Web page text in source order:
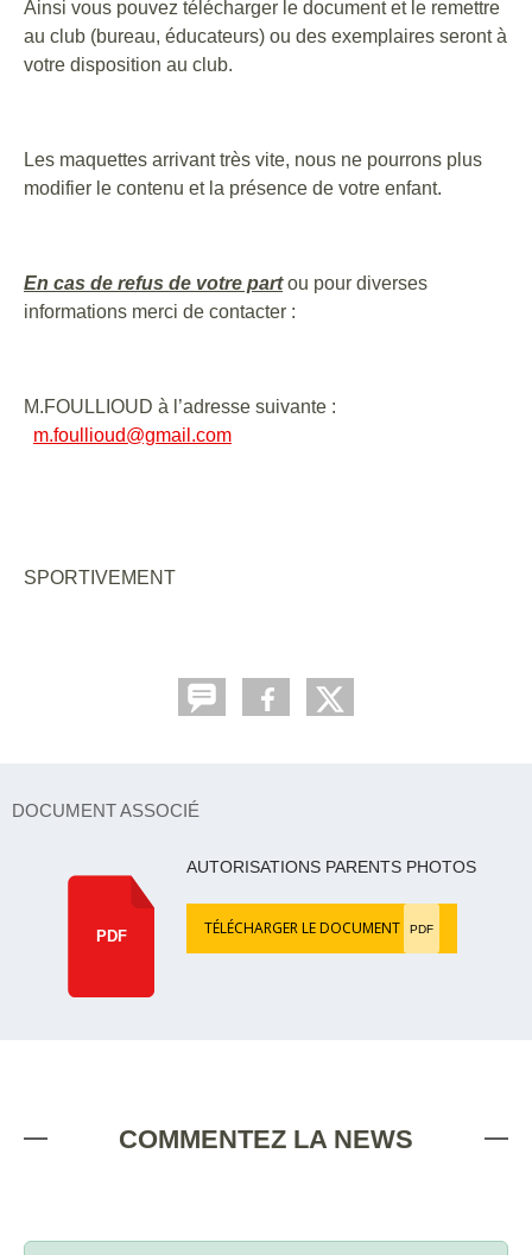
Ainsi vous pouvez télécharger le document et le remettre
au club (bureau, éducateurs) ou des exemplaires seront à
votre disposition au club.
Les maquettes arrivant très vite, nous ne pourrons plus
modifier le contenu et la présence de votre enfant.
En cas de refus de votre partou pour diverses
informations merci de contacter :
M.FOULLIOUD à l’adresse suivante :
m.foullioud@gmail.com
SPORTIVEMENT
DOCUMENT ASSOCIÉ
PDF
AUTORISATIONS PARENTS PHOTOS
TÉLÉCHARGER LE DOCUMENT PDF
COMMENTEZ LA NEWS